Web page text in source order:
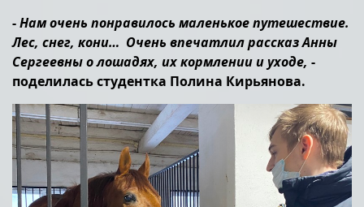
-Нам очень понравилось маленькое путешествие.
Лес, снег, кони… Очень впечатлил рассказ Анны
Сергеевны о лошадях, их кормлении и уходе, -
поделилась студентка Полина Кирьянова.